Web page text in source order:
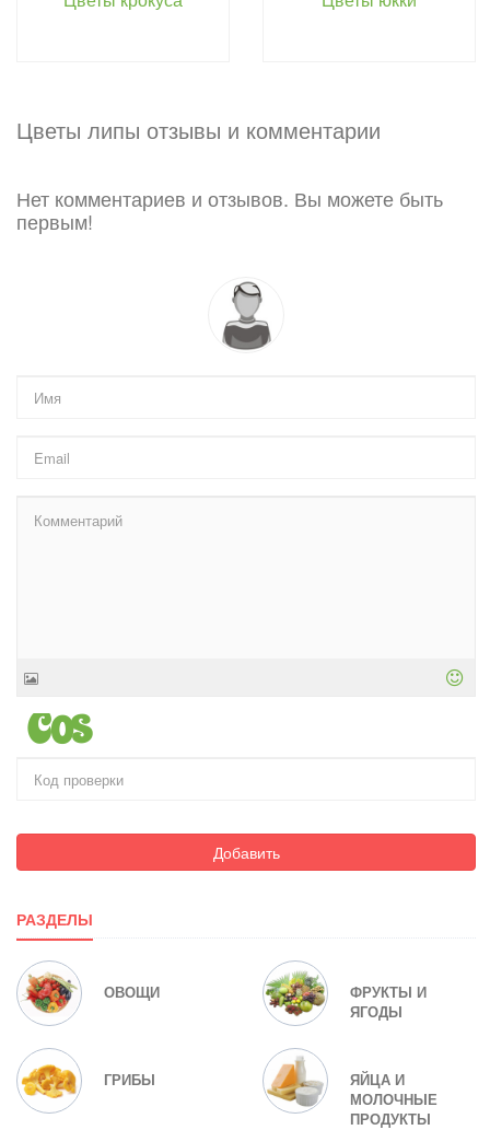
Цветы липы отзывы и комментарии
Нет комментариев и отзывов. Вы можете быть
первым!
Добавить
РАЗДЕЛЫ
ОВОЩИ
ФРУКТЫ И
ЯГОДЫ
ГРИБЫ
ЯЙЦА И
МОЛОЧНЫЕ
ПРОДУКТЫ